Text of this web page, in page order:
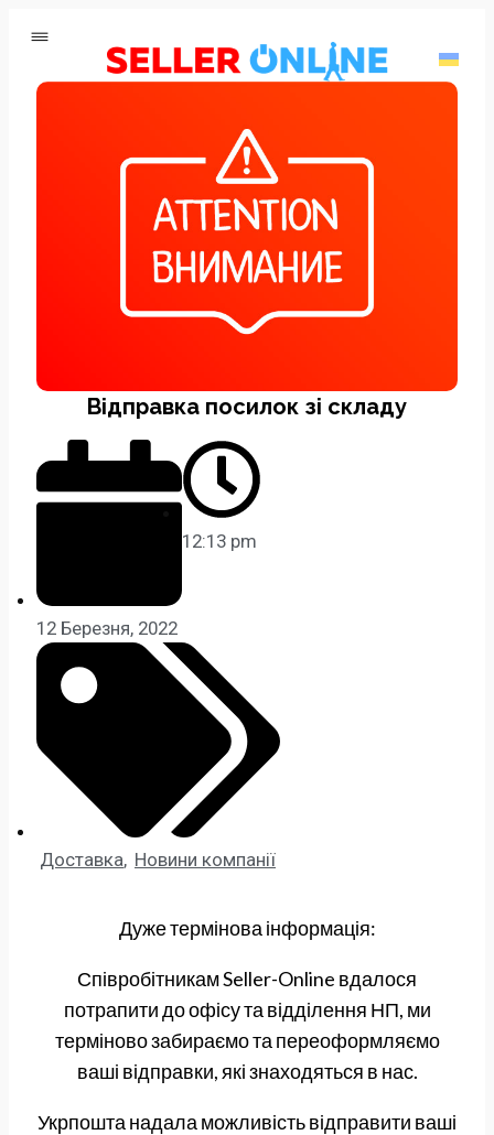
Відправка посилок зі складу
12 Березня, 2022
12:13 pm
Доставка, Новини компанії
Дуже термінова інформація:
Співробітникам Seller-Online вдалося
потрапити до офісу та відділення НП, ми
терміново забираємо та переоформляємо
ваші відправки, які знаходяться в нас.
Укрпошта надала можливість відправити ваші